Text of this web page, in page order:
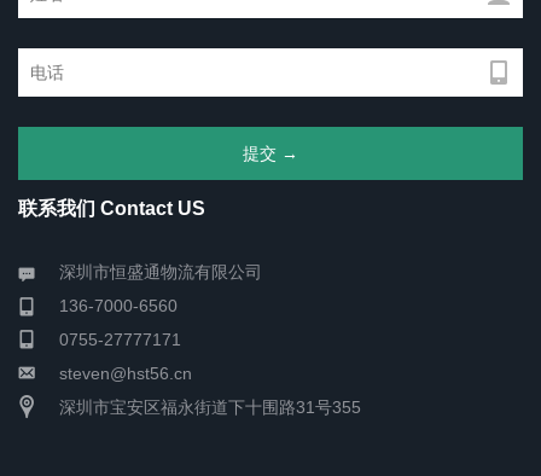
联系我们 Contact US
深圳市恒盛通物流有限公司
136-7000-6560
0755-27777171
steven@hst56.cn
深圳市宝安区福永街道下十围路31号355